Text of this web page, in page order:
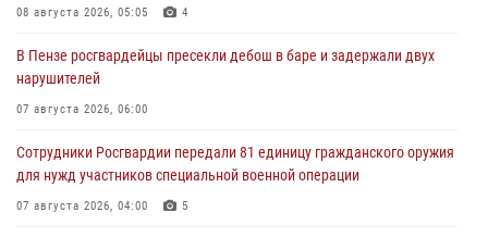
08 августа 2026, 05:05 4
В Пензе росгвардейцы пресекли дебош в баре и задержали двух
нарушителей
07 августа 2026, 06:00
Сотрудники Росгвардии передали 81 единицу гражданского оружия
для нужд участников специальной военной операции
07 августа 2026, 04:00 5